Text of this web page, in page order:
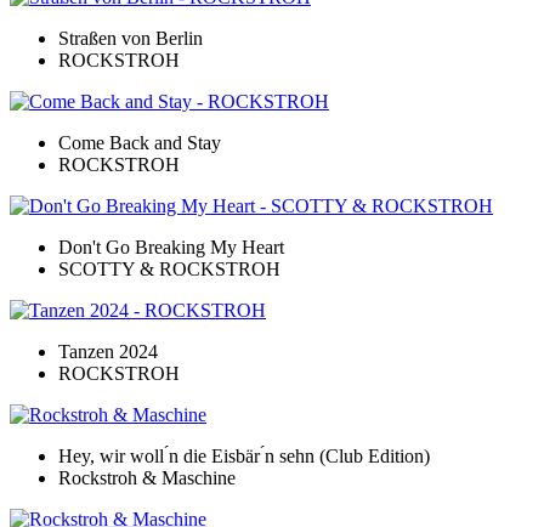
Straßen von Berlin
ROCKSTROH
Come Back and Stay
ROCKSTROH
Don't Go Breaking My Heart
SCOTTY & ROCKSTROH
Tanzen 2024
ROCKSTROH
Hey, wir woll ́n die Eisbär ́n sehn (Club Edition)
Rockstroh & Maschine